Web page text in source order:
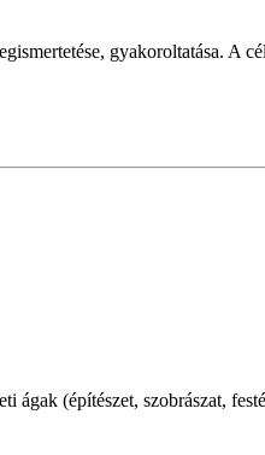
gyakoroltatása. A
ágak (építészet, szobrászat,